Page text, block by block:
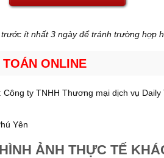
ít nhất 3 ngày để tránh trường hợp
ONLINE
ty TNHH Thương mại dịch vụ Daily
Yên
HÌNH ẢNH THỰC TẾ